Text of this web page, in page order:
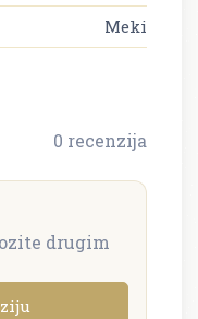
Meki
0 recenzija
drugim